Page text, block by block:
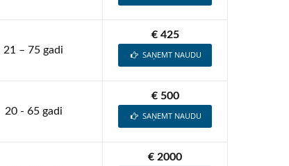
21 – 75 gadi
€ 425
SAŅEMT NAUDU
20 - 65 gadi
€ 500
SAŅEMT NAUDU
€ 2000